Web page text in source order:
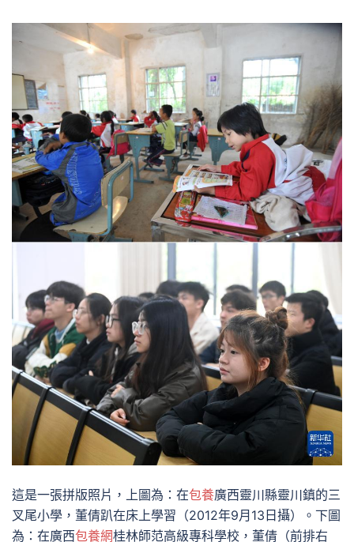
這是一張拼版照片，上圖為：在包養廣西靈川縣靈川鎮的三
叉尾小學，董倩趴在床上學習（2012年9月13日攝）。下圖
為：在廣西包養網桂林師范高級專科學校，董倩（前排右